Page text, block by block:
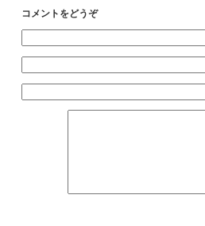
コメントをどうぞ